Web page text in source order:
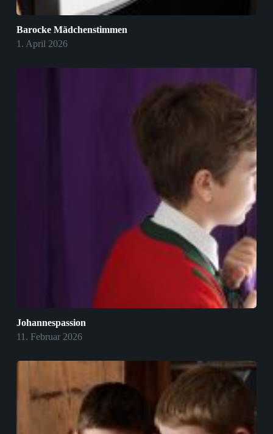
Barocke Mädchenstimmen
1. April 2026
Johannespassion
11. Februar 2026